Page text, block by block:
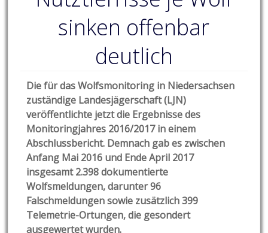
sinken offenbar
deutlich
Die für das Wolfsmonitoring in Niedersachsen
zuständige Landesjägerschaft (LJN)
veröffentlichte jetzt die Ergebnisse des
Monitoringjahres 2016/2017 in einem
Abschlussbericht. Demnach gab es zwischen
Anfang Mai 2016 und Ende April 2017
insgesamt 2.398 dokumentierte
Wolfsmeldungen, darunter 96
Falschmeldungen sowie zusätzlich 399
Telemetrie-Ortungen, die gesondert
ausgewertet wurden.